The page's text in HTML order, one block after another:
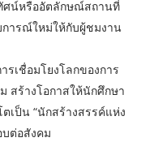
ศน์หรืออัตลักษณ์สถานที่
การณ์ใหม่ให้กับผู้ชมงาน
เชื่อมโยงโลกของการ
สร้างโอกาสให้นักศึกษา
เป็น “นักสร้างสรรค์แห่ง
ต่อสังคม